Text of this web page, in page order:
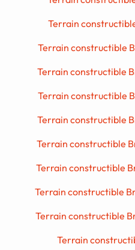
Terrain
Terrain constructible
Terrain constructible
Terrain constructible
Terrain constructible
Terrain constructible
Terrain constructible
Terrain constructible
Terrain constructible
Terrain